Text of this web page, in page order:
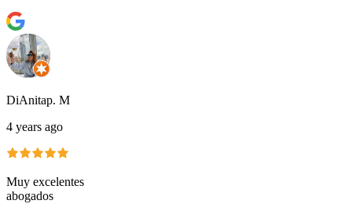
DiAnitap. M
4 years ago
Muy excelentes
abogados